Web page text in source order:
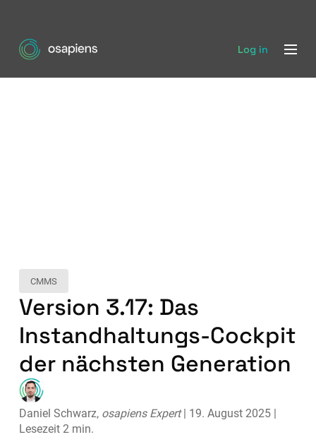
Log in
CMMS
Version 3.17: Das
Instandhaltungs-Cockpit
der nächsten Generation
Daniel Schwarz, osapiens Expert| 19. August 2025 |
Lesezeit 2 min.